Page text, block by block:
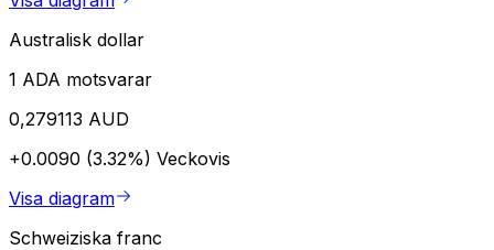
Australisk dollar
1 ADA motsvarar
0,279113 AUD
+0.0090 (3.32%) Veckovis
Visa diagram
Schweiziska franc